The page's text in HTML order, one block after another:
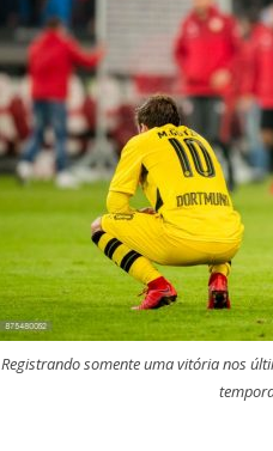
Registrando somente uma vitória nos